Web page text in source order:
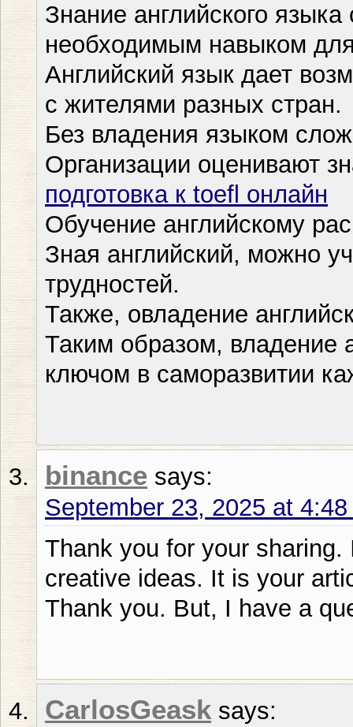
Знание английского языка
необходимым навыком
Английский язык дает
с жителями разных стран.
Без владения языком
Организации оценивают
подготовка к toefl онлайн
Обучение английскому
Зная английский, можно
трудностей.
Также, овладение
Таким образом, владение
ключом в саморазвитии
binance says:
September 23, 2025 at 4:48
Thank you for your
creative ideas. It is your
Thank you. But, I have a
CarlosGeask says: